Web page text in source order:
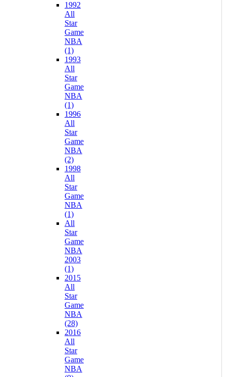
1992
All
Star
Game
NBA
(1)
1993
All
Star
Game
NBA
(1)
1996
All
Star
Game
NBA
(2)
1998
All
Star
Game
NBA
(1)
All
Star
Game
NBA
2003
(1)
2015
All
Star
Game
NBA
(28)
2016
All
Star
Game
NBA